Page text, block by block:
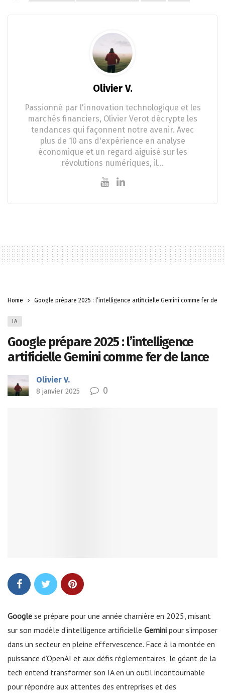
Olivier V.
Passionné par l'innovation technologique et les
marchés financiers, Olivier Verot décrypte les
tendances qui façonnent notre avenir. Avec
plus de 10 ans d'expérience en analyse
économique et un regard aiguisé sur les
révolutions numériques, il…
Home Google prépare 2025 : l’intelligence artificielle Gemini comme fer de
IA
Google prépare 2025 : l’intelligence
artificielle Gemini comme fer de lance
Olivier V.
8 janvier 2025 0
Google se prépare pour une année charnière en 2025, misant
sur son modèle d’intelligence artificielle Gemini pour s’imposer
dans un secteur en pleine effervescence. Face à la montée en
puissance d’OpenAI et aux défis réglementaires, le géant de la
tech entend transformer son IA en un outil incontournable
pour répondre aux attentes des entreprises et des